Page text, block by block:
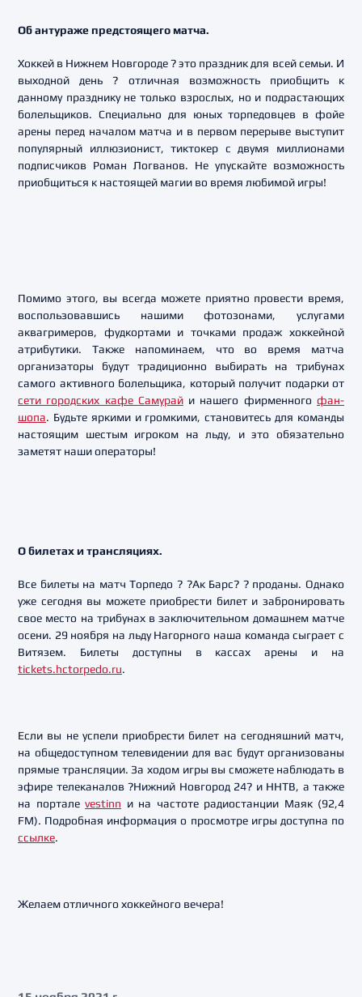
Об антураже предстоящего матча.
Хоккей в Нижнем Новгороде ? это праздник для всей семьи. И
выходной день ? отличная возможность приобщить к
данному празднику не только взрослых, но и подрастающих
болельщиков. Специально для юных торпедовцев в фойе
арены перед началом матча и в первом перерыве выступит
популярный иллюзионист, тиктокер с двумя миллионами
подписчиков Роман Логванов. Не упускайте возможность
приобщиться к настоящей магии во время любимой игры!
Помимо этого, вы всегда можете приятно провести время,
воспользовавшись нашими фотозонами, услугами
аквагримеров, фудкортами и точками продаж хоккейной
атрибутики. Также напоминаем, что во время матча
организаторы будут традиционно выбирать на трибунах
самого активного болельщика, который получит подарки от
сети городских кафе Самурайи нашего фирменногофан-
шопа. Будьте яркими и громкими, становитесь для команды
настоящим шестым игроком на льду, и это обязательно
заметят наши операторы!
О билетах и трансляциях.
Все билеты на матч Торпедо ? ?Ак Барс? ? проданы. Однако
уже сегодня вы можете приобрести билет и забронировать
свое место на трибунах в заключительном домашнем матче
осени. 29 ноября на льду Нагорного наша команда сыграет с
Витязем. Билеты доступны в кассах арены и на
tickets.hctorpedo.ru.
Если вы не успели приобрести билет на сегодняшний матч,
на общедоступном телевидении для вас будут организованы
прямые трансляции. За ходом игры вы сможете наблюдать в
эфире телеканалов ?Нижний Новгород 24? и ННТВ, а также
на портале vestinn и на частоте радиостанции Маяк (92,4
FM). Подробная информация о просмотре игры доступна по
ссылке.
Желаем отличного хоккейного вечера!